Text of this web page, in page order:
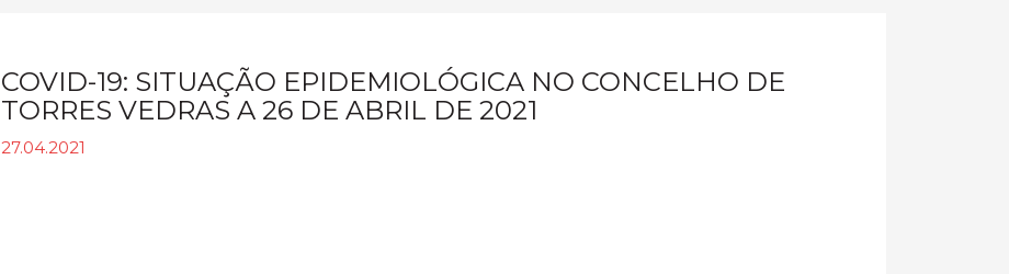
COVID-19: SITUAÇÃO EPIDEMIOLÓGICA NO CONCELHO DE
TORRES VEDRAS A 26 DE ABRIL DE 2021
27.04.2021